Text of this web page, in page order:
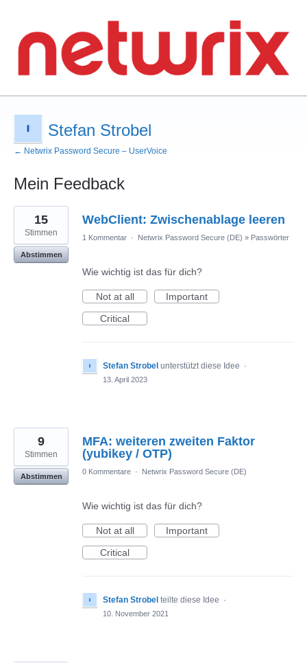
Stefan Strobel
← Netwrix Password Secure – UserVoice
Mein Feedback
19
gefundene
Ergebnisse
WebClient: Zwischenablage leeren
15
Stimmen
Abstimmen
1 Kommentar · Netwrix Password Secure (DE) » Passwörter
Wie wichtig ist das für dich?
Not at all
Important
Critical
Stefan Strobel unterstützt diese Idee ·
13. April 2023
MFA: weiteren zweiten Faktor
(yubikey / OTP)
9
Stimmen
Abstimmen
0 Kommentare · Netwrix Password Secure (DE)
Wie wichtig ist das für dich?
Not at all
Important
Critical
Stefan Strobel teilte diese Idee ·
10. November 2021